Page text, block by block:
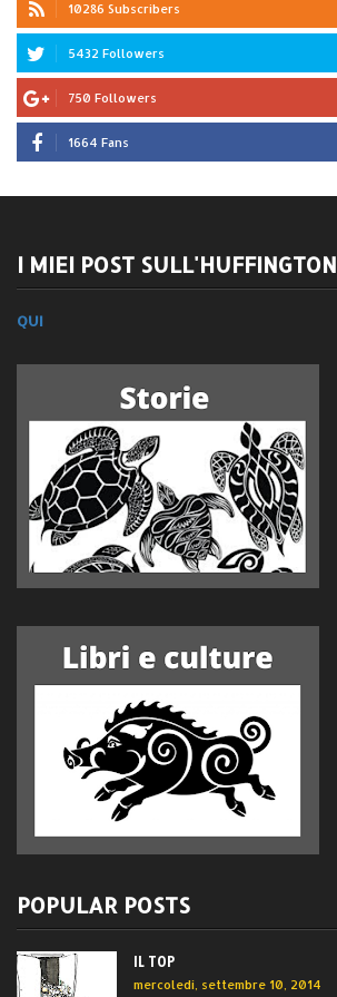
10286 Subscribers
5432 Followers
750 Followers
1664 Fans
I MIEI POST SULL'HUFFINGTON
QUI
POPULAR POSTS
IL TOP
mercoledì, settembre 10, 2014